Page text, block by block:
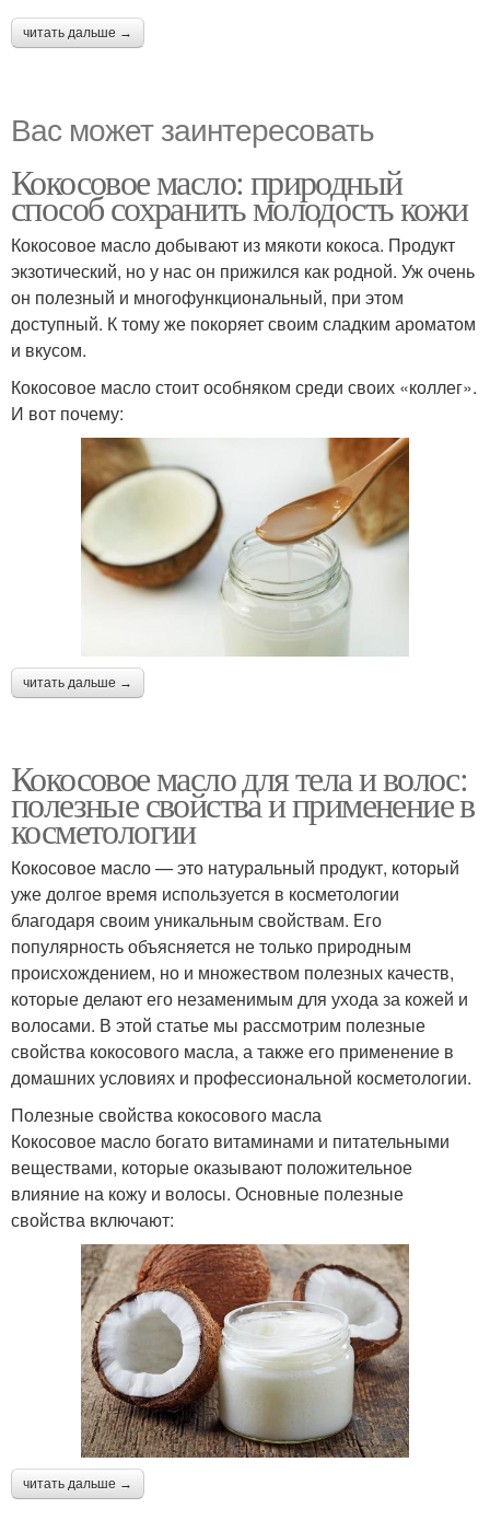
читать дальше →
Вас может заинтересовать
Кокосовое масло: природный
способ сохранить молодость кожи
Кокосовое масло добывают из мякоти кокоса. Продукт
экзотический, но у нас он прижился как родной. Уж очень
он полезный и многофункциональный, при этом
доступный. К тому же покоряет своим сладким ароматом
и вкусом.
Кокосовое масло стоит особняком среди своих «коллег».
И вот почему:
читать дальше →
Кокосовое масло для тела и волос:
полезные свойства и применение в
косметологии
Кокосовое масло — это натуральный продукт, который
уже долгое время используется в косметологии
благодаря своим уникальным свойствам. Его
популярность объясняется не только природным
происхождением, но и множеством полезных качеств,
которые делают его незаменимым для ухода за кожей и
волосами. В этой статье мы рассмотрим полезные
свойства кокосового масла, а также его применение в
домашних условиях и профессиональной косметологии.
Полезные свойства кокосового масла
Кокосовое масло богато витаминами и питательными
веществами, которые оказывают положительное
влияние на кожу и волосы. Основные полезные
свойства включают:
читать дальше →